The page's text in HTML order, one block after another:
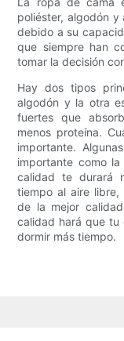
poliéster, algodón y
debido a su
que siempre han
tomar la decisión
Hay dos tipos
algodón y la otra
fuertes que
menos proteína.
importante.
importante como
calidad te durará
tiempo al aire
de la mejor
calidad hará que tu
dormir más tiempo.